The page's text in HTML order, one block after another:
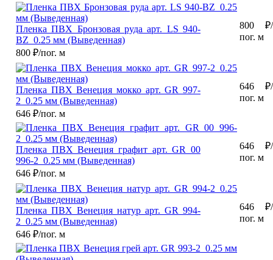
Пленка ПВХ Бронзовая руда арт. LS 940-
BZ_0.25 мм (Выведенная)
800 ₽/пог. м
800 ₽/
пог. м
Пленка ПВХ Венеция мокко арт. GR 997-
2_0.25 мм (Выведенная)
646 ₽/пог. м
646 ₽/
пог. м
Пленка ПВХ Венеция графит арт. GR 00
996-2_0.25 мм (Выведенная)
646 ₽/пог. м
646 ₽/
пог. м
Пленка ПВХ Венеция натур арт. GR 994-
2_0.25 мм (Выведенная)
646 ₽/пог. м
646 ₽/
пог. м